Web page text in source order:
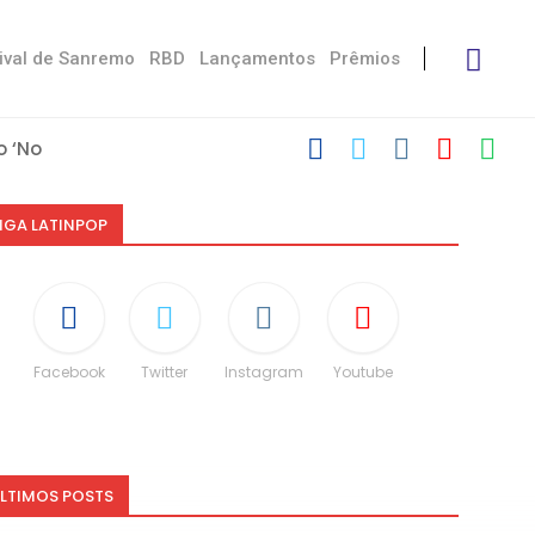
de Sanremo RBD Lançamentos Prêmios
Stress’
LATINPOP
Facebook Twitter Instagram Youtube
POSTS